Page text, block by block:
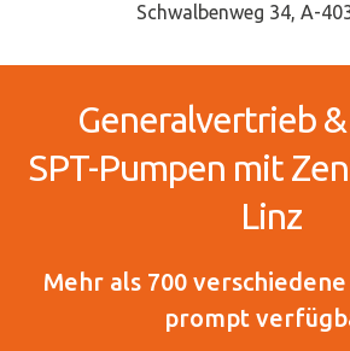
Schwalbenweg 34, A-
Generalvertrieb
SPT-Pumpen mit
Linz
Mehr als 700
prompt